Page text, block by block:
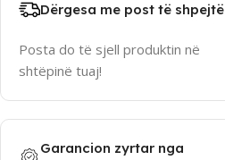
Dërgesa me post të shpejtë
Posta do të sjell produktin në
shtëpinë tuaj!
Garancion zyrtar nga